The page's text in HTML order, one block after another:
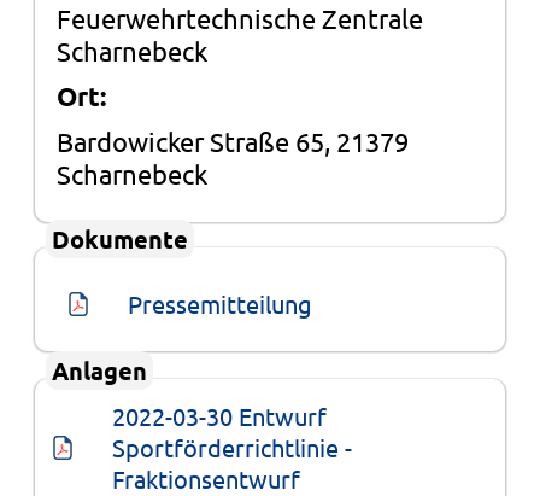
Feuerwehrtechnische Zentrale
Scharnebeck
Ort:
Bardowicker Straße 65, 21379
Scharnebeck
Dokumente
Pressemitteilung
Anlagen
2022-03-30 Entwurf
Sportförderrichtlinie -
Fraktionsentwurf